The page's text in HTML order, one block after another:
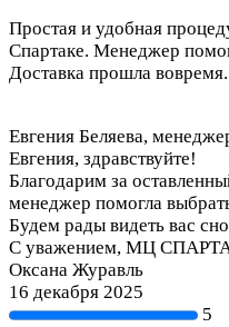
Простая и удобная
Спартаке. Менеджер
Доставка прошла
Евгения Беляева,
Евгения, здравствуйте!
Благодарим за
менеджер помогла
Будем рады видеть вас
С уважением, МЦ
Оксана Журавль
16 декабря 2025
5